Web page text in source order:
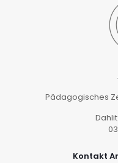
Pädagogisches
Kontakt